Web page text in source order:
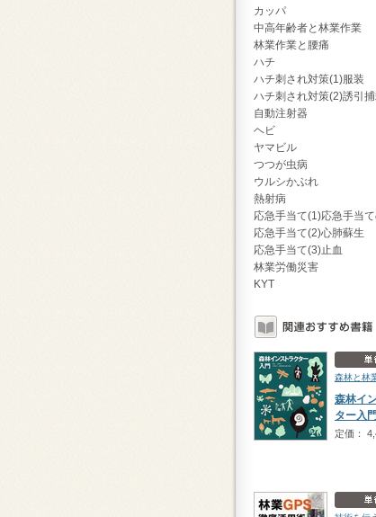
カッパ
中高年齢者と林業作業
林業作業と腰痛
ハチ
ハチ刺され対策(1)服装
ハチ刺され対策(2)誘引
自動注射器
ヘビ
ヤマビル
つつが虫病
ウルシかぶれ
熱射病
応急手当て(1)応急手当
応急手当て(2)心肺蘇生
応急手当て(3)止血
林業労働災害
KYT
森林と林
森林イ
ター入門
定価：